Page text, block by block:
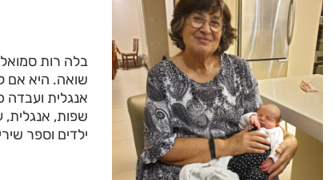
בלה רות סמואל
שואה. היא אם
אנגלית ועבדה
שפות, אנגלית,
ילדים וספר